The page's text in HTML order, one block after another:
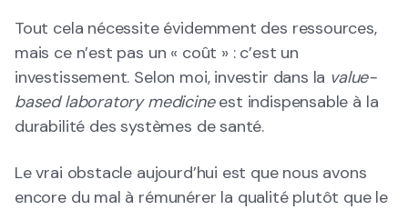
Tout cela nécessite évidemment des ressources,
mais ce n’est pas un « coût » : c’est un
investissement. Selon moi, investir dans la value-
based laboratory medicineest indispensable à la
durabilité des systèmes de santé.
Le vrai obstacle aujourd’hui est que nous avons
encore du mal à rémunérer la qualité plutôt que le